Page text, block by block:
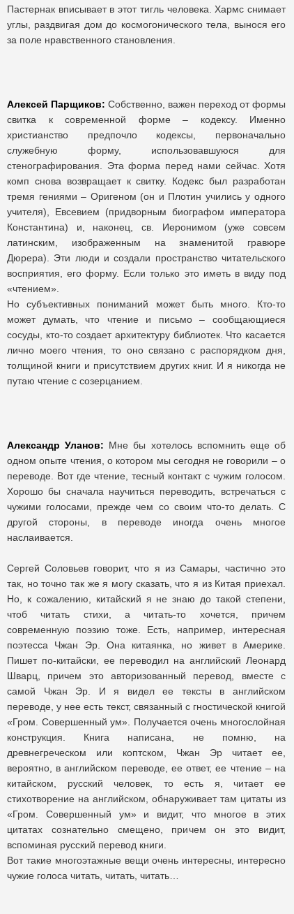
Пастернак вписывает в этот тигль человека. Хармс снимает
углы, раздвигая дом до космогонического тела, вынося его
за поле нравственного становления.
Алексей Парщиков: Собственно, важен переход от формы
свитка к современной форме – кодексу. Именно
христианство предпочло кодексы, первоначально
служебную форму, использовавшуюся для
стенографирования. Эта форма перед нами сейчас. Хотя
комп снова возвращает к свитку. Кодекс был разработан
тремя гениями – Оригеном (он и Плотин учились у одного
учителя), Евсевием (придворным биографом императора
Константина) и, наконец, св. Иеронимом (уже совсем
латинским, изображенным на знаменитой гравюре
Дюрера). Эти люди и создали пространство читательского
восприятия, его форму. Если только это иметь в виду под
«чтением».
Но субъективных пониманий может быть много. Кто-то
может думать, что чтение и письмо – сообщающиеся
сосуды, кто-то создает архитектуру библиотек. Что касается
лично моего чтения, то оно связано с распорядком дня,
толщиной книги и присутствием других книг. И я никогда не
путаю чтение с созерцанием.
Александр Уланов: Мне бы хотелось вспомнить еще об
одном опыте чтения, о котором мы сегодня не говорили – о
переводе. Вот где чтение, тесный контакт с чужим голосом.
Хорошо бы сначала научиться переводить, встречаться с
чужими голосами, прежде чем со своим что-то делать. С
другой стороны, в переводе иногда очень многое
наслаивается.
Сергей Соловьев говорит, что я из Самары, частично это
так, но точно так же я могу сказать, что я из Китая приехал.
Но, к сожалению, китайский я не знаю до такой степени,
чтоб читать стихи, а читать-то хочется, причем
современную поэзию тоже. Есть, например, интересная
поэтесса Чжан Эр. Она китаянка, но живет в Америке.
Пишет по-китайски, ее переводил на английский Леонард
Шварц, причем это авторизованный перевод, вместе с
самой Чжан Эр. И я видел ее тексты в английском
переводе, у нее есть текст, связанный с гностической книгой
«Гром. Совершенный ум». Получается очень многослойная
конструкция. Книга написана, не помню, на
древнегреческом или коптском, Чжан Эр читает ее,
вероятно, в английском переводе, ее ответ, ее чтение – на
китайском, русский человек, то есть я, читает ее
стихотворение на английском, обнаруживает там цитаты из
«Гром. Совершенный ум» и видит, что многое в этих
цитатах сознательно смещено, причем он это видит,
вспоминая русский перевод книги.
Вот такие многоэтажные вещи очень интересны, интересно
чужие голоса читать, читать, читать…